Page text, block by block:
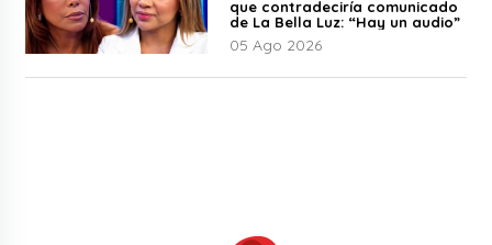
que contradeciría comunicado
de La Bella Luz: “Hay un audio”
05 Ago 2026